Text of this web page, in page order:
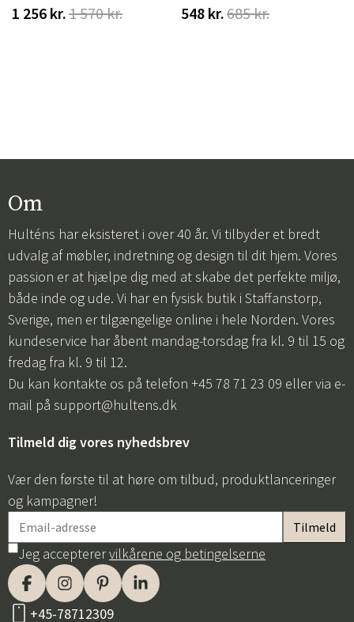
1 256 kr.1 570 kr. 548 kr.685 kr.
Om
Hulténs har eksisteret i over 40 år. Vi tilbyder et bredt
udvalg af møbler, indretning og design til dit hjem. Vores
passion er at hjælpe dig med at skabe det perfekte miljø,
både inde og ude. Vi har en fysisk butik i Staffanstorp,
Sverige, men er tilgængelige online i hele Norden. Vores
kundeservice har åbent mandag-torsdag fra kl. 9 til 15 og
fredag fra kl. 9 til 12.
Du kan kontakte os på telefon +45 78 71 23 09 eller via e-
mail på support@hultens.dk
Tilmeld dig vores nyhedsbrev
Vær den første til at høre om tilbud, produktlanceringer
og kampagner!
Jeg accepterervilkårene og betingelserne
+45-78712309